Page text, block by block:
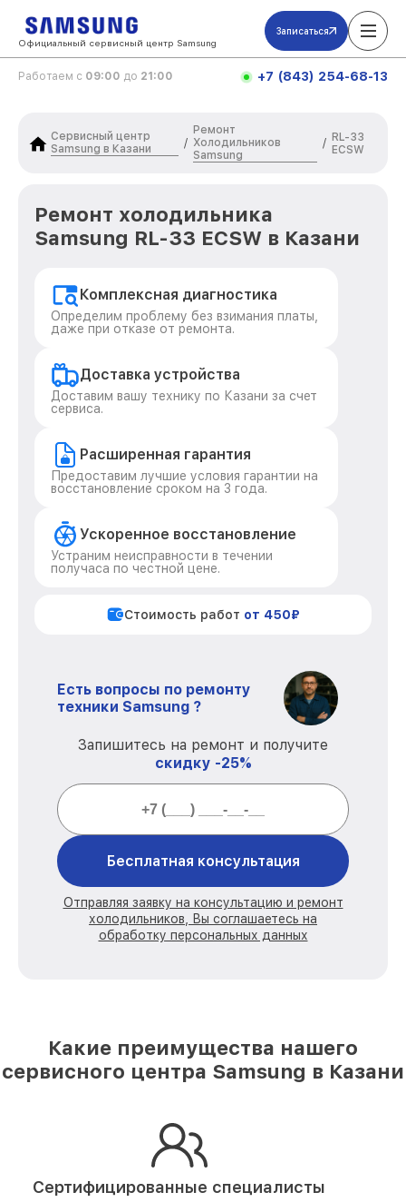
Официальный сервисный центр Samsung
Записаться
Работаем с 09:00 до 21:00 +7 (843) 254-68-13
Сервисный центр
Samsung в Казани
/
Ремонт
Холодильников
Samsung
/ RL-33
ECSW
Ремонт холодильника
Samsung RL-33 ECSW в Казани
Комплексная диагностика
Определим проблему без взимания платы,
даже при отказе от ремонта.
Доставка устройства
Доставим вашу технику по Казани за счет
сервиса.
Расширенная гарантия
Предоставим лучшие условия гарантии на
восстановление сроком на 3 года.
Ускоренное восстановление
Устраним неисправности в течении
получаса по честной цене.
Стоимость работ от 450₽
Есть вопросы по ремонту
техники Samsung ?
Запишитесь на ремонт и получите
скидку -25%
Бесплатная консультация
Отправляя заявку на консультацию и ремонт
холодильников, Вы соглашаетесь на
обработку персональных данных
Какие преимущества нашего
сервисного центра Samsung в Казани
Сертифицированные специалисты